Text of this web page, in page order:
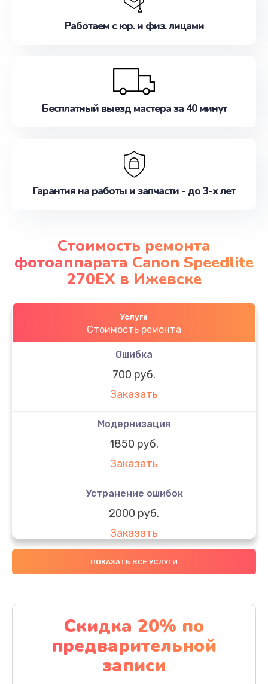
Работаем с юр. и физ. лицами
Бесплатный выезд мастера за 40 минут
Гарантия на работы и запчасти - до 3-х лет
Стоимость ремонта
фотоаппарата Canon Speedlite
270EX в Ижевске
Услуга
Стоимость ремонта
Ошибка
700 руб.
Заказать
Модернизация
1850 руб.
Заказать
Устранение ошибок
2000 руб.
Заказать
Ремонт после залития
Заказать
Ремонт электроплаты
1320 руб.
Заказать
ПОКАЗАТЬ ВСЕ УСЛУГИ
Скидка 20% по
предварительной
записи